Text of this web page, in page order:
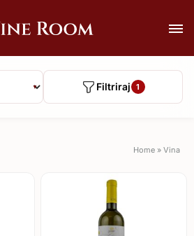
▼ Filtriraj 1
Home » Vina